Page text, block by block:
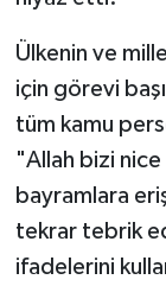
Ülkenin ve
için görevi
tüm kamu
"Allah bizi
bayramlara
tekrar tebrik
ifadelerini